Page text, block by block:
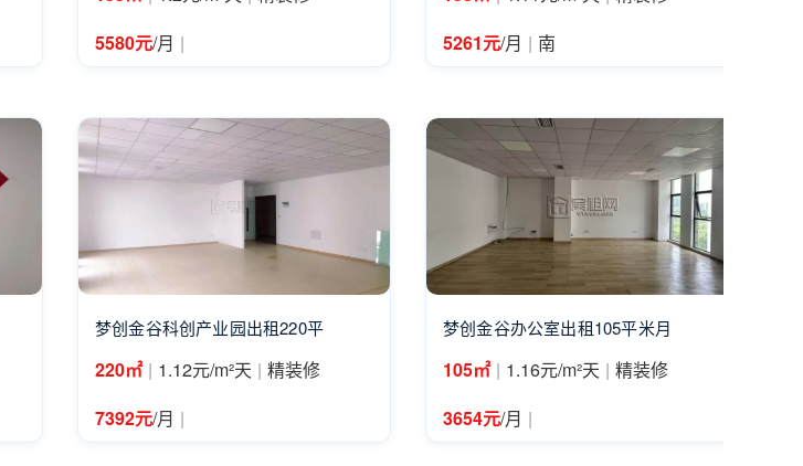
5580元/月 |
5261元/月 | 南
梦创金谷科创产业园出租220平
220㎡ | 1.12元/m²天 | 精装修
7392元/月 |
梦创金谷办公室出租105平米月
105㎡ | 1.16元/m²天 | 精装修
3654元/月 |